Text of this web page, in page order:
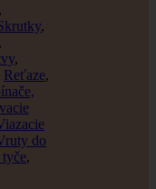
,
,
,
Reťaze,
do
,